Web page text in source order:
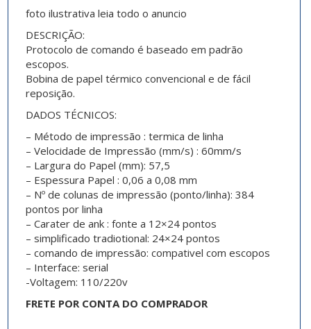
foto ilustrativa leia todo o anuncio
DESCRIÇÃO:
Protocolo de comando é baseado em padrão
escopos.
Bobina de papel térmico convencional e de fácil
reposição.
DADOS TÉCNICOS:
– Método de impressão : termica de linha
– Velocidade de Impressão (mm/s) : 60mm/s
– Largura do Papel (mm): 57,5
– Espessura Papel : 0,06 a 0,08 mm
– Nº de colunas de impressão (ponto/linha): 384
pontos por linha
– Carater de ank : fonte a 12×24 pontos
– simplificado tradiotional: 24×24 pontos
– comando de impressão: compativel com escopos
– Interface: serial
-Voltagem: 110/220v
FRETE POR CONTA DO COMPRADOR